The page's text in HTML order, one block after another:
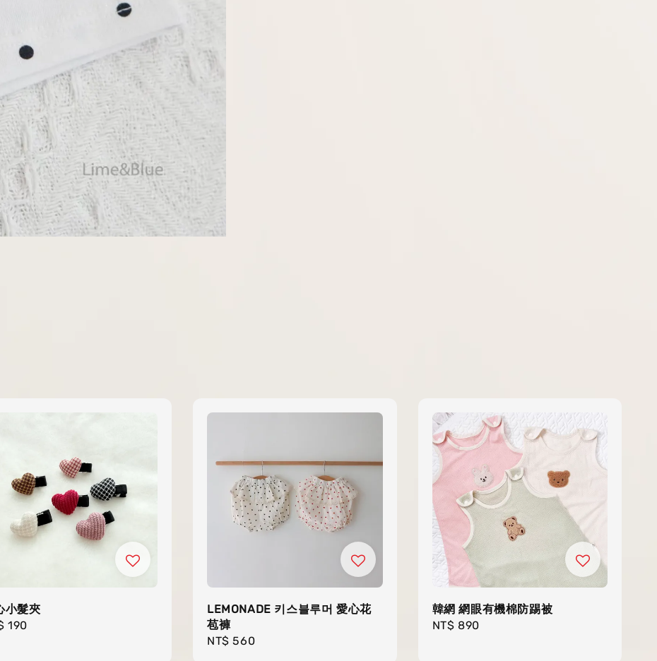
小髮夾
190
LEMONADE 키스블루머 愛心花
苞褲
Regular
NT$ 560
韓網 網眼有機棉防踢被
Regular
NT$ 890